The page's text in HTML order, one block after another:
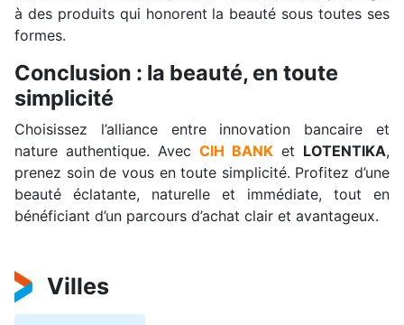
à des produits qui honorent la beauté sous toutes ses
formes.
Conclusion : la beauté, en toute
simplicité
Choisissez l’alliance entre innovation bancaire et
nature authentique. Avec CIH BANK et LOTENTIKA,
prenez soin de vous en toute simplicité. Profitez d’une
beauté éclatante, naturelle et immédiate, tout en
bénéficiant d’un parcours d’achat clair et avantageux.
Villes